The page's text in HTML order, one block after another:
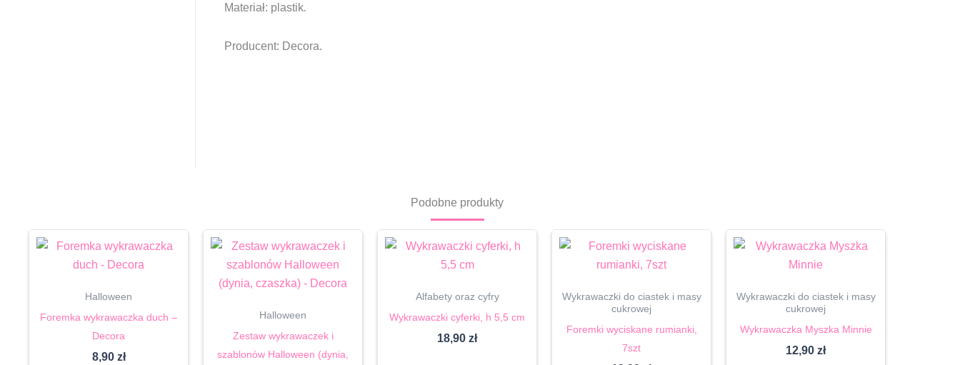
Materiał: plastik.
Producent: Decora.
Podobne produkty
Halloween
Foremka wykrawaczka duch –
Decora
8,90 zł
Halloween
Zestaw wykrawaczek i
szablonów Halloween (dynia,
Alfabety oraz cyfry
Wykrawaczki cyferki, h 5,5 cm
18,90 zł
Wykrawaczki do ciastek i masy
cukrowej
Foremki wyciskane rumianki,
7szt
Wykrawaczki do ciastek i masy
cukrowej
Wykrawaczka Myszka Minnie
12,90 zł